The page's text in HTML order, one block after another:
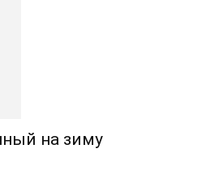
на зиму